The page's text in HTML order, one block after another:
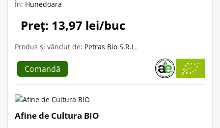
În: Hunedoara
Preț: 13,97 lei/buc
Produs și vândut de: Petras Bio S.R.L.
Comandă
Afine de Cultura BIO